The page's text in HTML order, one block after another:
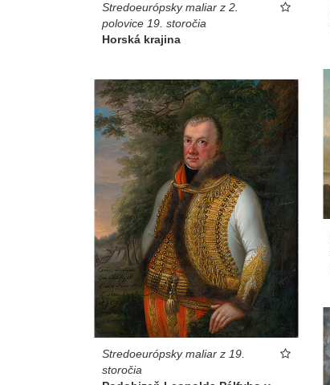
Stredoeurópsky maliar z 2.
polovice 19. storočia
Horská krajina
Stredoeurópsky maliar z 19.
storočia